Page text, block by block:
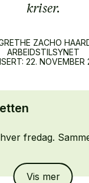
kriser.
ZACHO
ARBEIDSTILSYNET
22. NOVEMBER
fredag.
,
ga stafettpinnen
Vis mer